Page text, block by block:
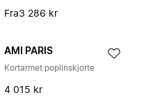
Fra3 286 kr
AMI PARIS
Kortarmet poplinskjorte
4 015 kr